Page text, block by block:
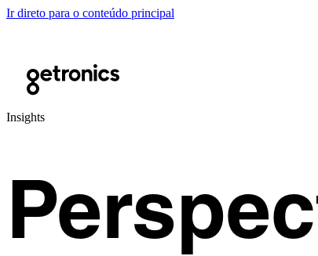
Ir direto para o conteúdo principal
Insights